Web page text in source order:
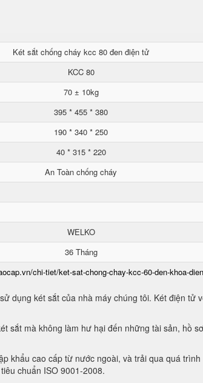
Két sắt chống cháy kcc 80 đen điện tử
KCC 80
70 ± 10kg
395 * 455 * 380
190 * 340 * 250
40 * 315 * 220
An Toàn chống cháy
WELKO
36 Tháng
chi-tiet/ket-sat-chong-chay-kcc-60-den-khoa-
dụng két sắt của nhà máy chúng tôi. Két điện tử
sắt mà không làm hư hại đến những tài sản, hồ
khẩu cao cấp từ nước ngoài, và trải qua quá trình
chuẩn ISO 9001-2008.